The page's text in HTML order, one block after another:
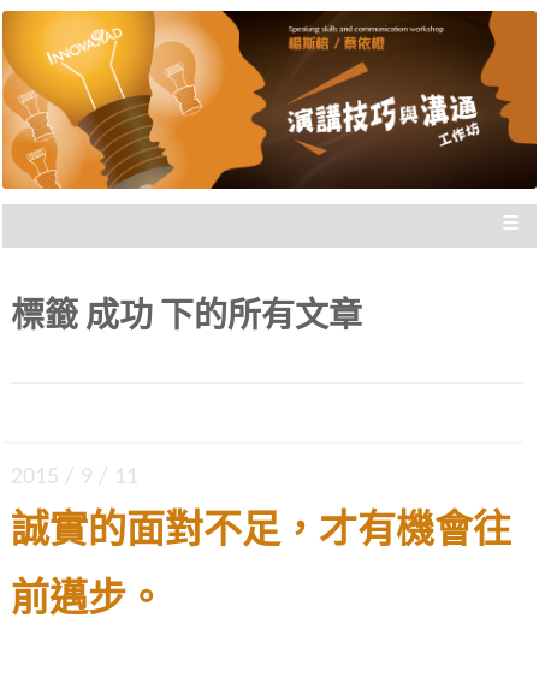
演講技巧與溝通工作坊 |
新思惟國際
楊斯棓與蔡依橙親自講授，理念型
與專業型演講的規劃重點，並有實
際上台互動機會，讓你在與群眾互
≡
標籤 成功 下的所有文章
2015 / 9 / 11
誠實的面對不足，才有機會往
前邁步。